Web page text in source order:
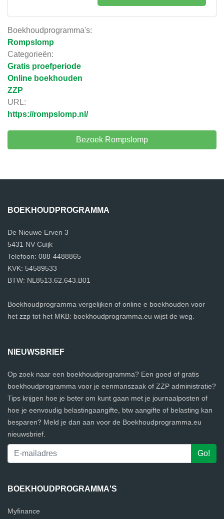
Boekhoudprogramma's:
Rompslomp
Categorieën:
Gratis proefperiode
Online boekhouden
ZZP
URL:
https://rompslomp.nl/
Bezoek Rompslomp
BOEKHOUDPROGRAMMA
De Nieuwe Erven 3
5431 NV Cuijk
Telefoon: 088-4488865
KVK: 54589533
BTW: NL8513.62.643.B01
Boekhoudprogramma vergelijken of online e boekhouden voor
het zzp tot het MKB: boekhoudprogramma.eu wijst de weg.
NIEUWSBRIEF
Op zoek naar een boekhoudprogramma? Een goed of gratis
boekhoudprogramma voor je eenmanszaak of ZZP administratie?
Tips krijgen hoe je beter om kunt gaan met je journaalposten of
hoe je eenvoudig belastingaangifte, btw aangifte of belasting kan
besparen? Meld je dan aan voor de Boekhoudprogramma.eu
nieuwsbrief.
BOEKHOUDPROGRAMMA'S
Myfinance